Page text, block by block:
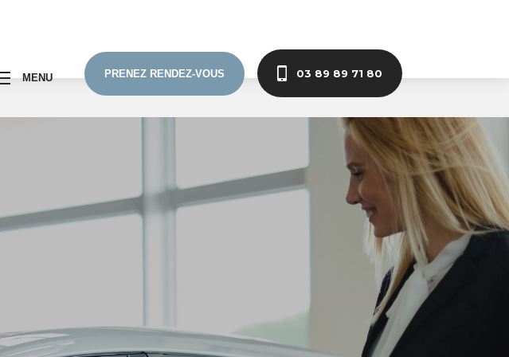
MENU PRENEZ RENDEZ-VOUS 03 89 89 71 80